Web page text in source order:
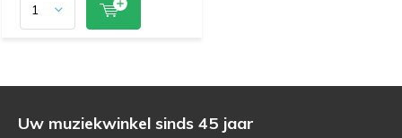
Uw muziekwinkel sinds 45 jaar